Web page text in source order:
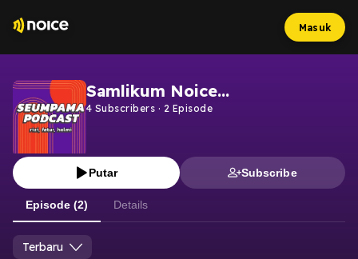
Masuk
Samlikum Noice...
4 Subscribers · 2 Episode
Putar Subscribe
Episode (2) Details
Terbaru